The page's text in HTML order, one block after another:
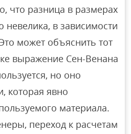
что разница в размерах
невелика, в зависимости
может объяснить тот
выражение Сен-Венана
но оно
которая явно
материала.
переход к расчетам